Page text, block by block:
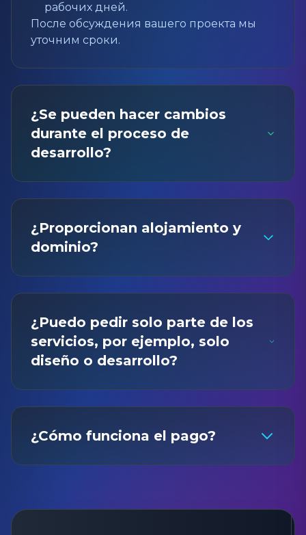
рабочих дней.
После обсуждения вашего проекта мы
уточним сроки.
¿Se pueden hacer cambios
durante el proceso de
desarrollo?
¿Proporcionan alojamiento y
dominio?
¿Puedo pedir solo parte de los
servicios, por ejemplo, solo
diseño o desarrollo?
¿Cómo funciona el pago?